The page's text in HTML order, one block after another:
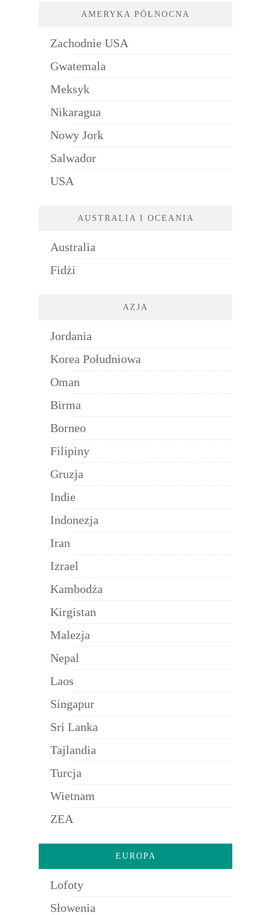
AMERYKA PÓŁNOCNA
Zachodnie USA
Gwatemala
Meksyk
Nikaragua
Nowy Jork
Salwador
USA
AUSTRALIA I OCEANIA
Australia
Fidżi
AZJA
Jordania
Korea Południowa
Oman
Birma
Borneo
Filipiny
Gruzja
Indie
Indonezja
Iran
Izrael
Kambodża
Kirgistan
Malezja
Nepal
Laos
Singapur
Sri Lanka
Tajlandia
Turcja
Wietnam
ZEA
EUROPA
Lofoty
Słowenia